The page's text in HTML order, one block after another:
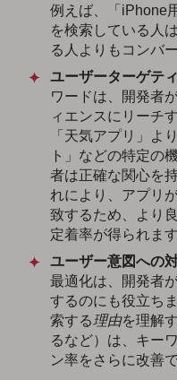
例えば、「iPhone
を検索している人
る人よりもコンバ
ユーザーターゲテ
ワードは、開発者
ィエンスにリーチ
「天気アプリ」よ
ト」などの特定の
者は正確な関心を
れにより、アプリ
致するため、より
定着率が得られます
ユーザー意図への
最適化は、開発者
するのにも役立ち
索する理由を理解
るなど）は、キー
ン率をさらに改善